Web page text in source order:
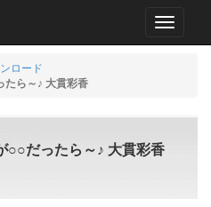
MENU
ロード
たら～♪ 大貫彩香
○○だったら～♪ 大貫彩香